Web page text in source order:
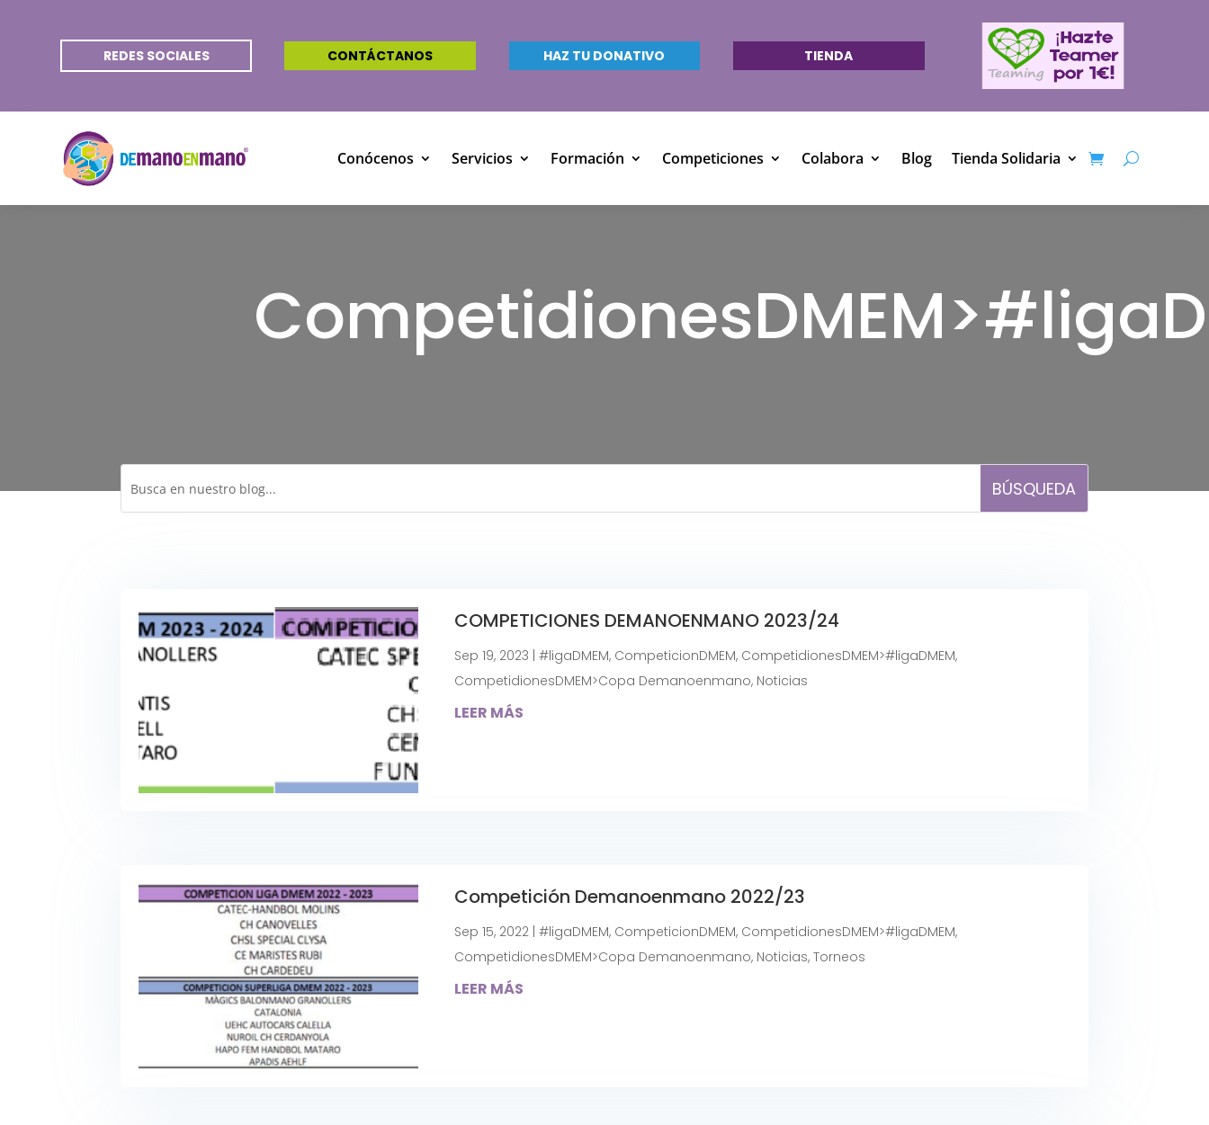
REDES SOCIALES CONTÁCTANOS HAZ TU DONATIVO TIENDA
Conócenos Servicios Formación Competiciones Colabora Blog Tienda Solidaria
COMPETICIONES DEMANOENMANO 2023/24
Sep 19, 2023 | #ligaDMEM, CompeticionDMEM, CompetidionesDMEM>#ligaDMEM,
CompetidionesDMEM>Copa Demanoenmano, Noticias
LEER MÁS
Competición Demanoenmano 2022/23
Sep 15, 2022| #ligaDMEM, CompeticionDMEM, CompetidionesDMEM>#ligaDMEM,
CompetidionesDMEM>Copa Demanoenmano, Noticias, Torneos
LEER MÁS